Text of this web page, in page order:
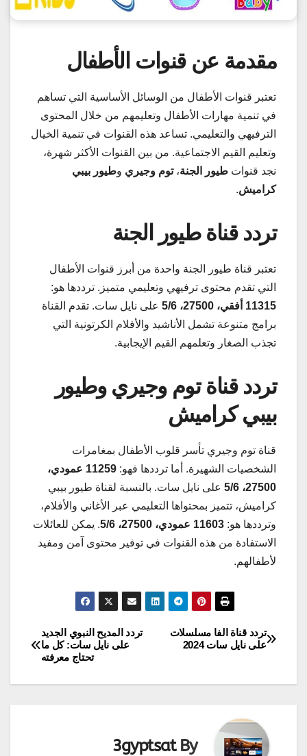
مقدمة عن قنوات الأطفال
تعتبر قنوات الأطفال من الوسائل الأساسية التي تساهم
في تنمية مهارات الأطفال وتعليمهم من خلال المحتوى
الترفيهي والتعليمي. تساعد هذه القنوات في تنمية الخيال
وتعليم القيم الاجتماعية. من بين القنوات الأكثر شهرة،
نجد قنوات طيور الجنة،توم وجيري وطيور بيبي
كراميش.
تردد قناة طيور الجنة
تعتبر قناة طيور الجنة واحدة من أبرز قنوات الأطفال
التي تقدم محتوى ترفيهي وتعليمي متميز. ترددها هو:
11315 أفقي، 27500، 5/6
على نايل سات. تقدم القناة
برامج متنوعة تشمل الأناشيد والأفلام الكرتونية التي
تجذب الصغار وتعلمهم القيم الإيجابية.
تردد قناة توم وجيري وطيور
بيبي كراميش
قناة توم وجيري تأسر قلوب الأطفال بمغامرات
الشخصيات الشهيرة. أما ترددها فهو:
11259 عمودي،
27500، 5/6
على نايل سات. بالنسبة لقناة طيور بيبي
كراميش، تتميز بمحتواها التعليمي عبر الأغاني والأفلام،
وترددها هو: 11603 عمودي، 27500، 5/6
. يمكن للعائلات
الاستفادة من هذه القنوات في توفير محتوى آمن ومفيد
لأطفالهم.
تصفّح
تردد المديح النبوي الجديد
على نايل سات: كل ما
تحتاج معرفته
تردد قناة الفا مسلسلات
على نايل سات 2024
By
3gyptsat